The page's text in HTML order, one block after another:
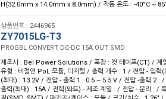
H(32.0mm x 14.0mm x 8.0mm) / 작동 온도 : -40°C ~
상품번호 : 2446965
ZY7015LG-T3
PROGBL CONVERT DC-DC 15A OUT SMD
제조사 : Bel Power Solutions / 포장 : 컷 테이프(CT) / 계
유형 : 비절연 PoL 모듈, 디지털 / 출력 개수 : 1 / 전압 - 입력
(최대) : 13.2V / 전압 - 출력 1 : 0.5 ~ 5.5 V / 전압 -출력 2 :
출력(최대) : 15A / 전력(와트) - 제조 계열 : / 전압 - 분리 : /